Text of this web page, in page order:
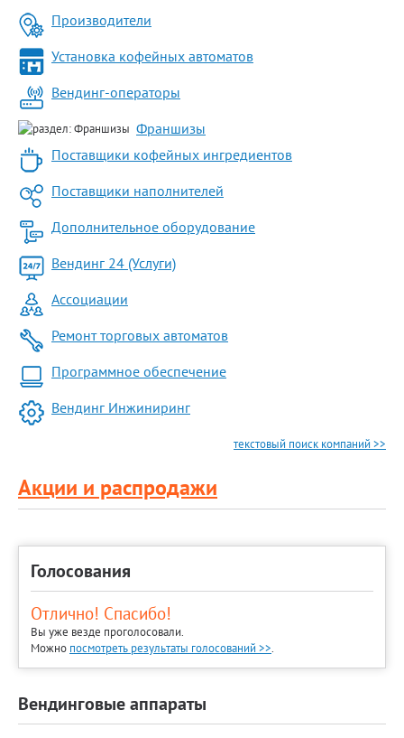
Производители
Установка кофейных автоматов
Вендинг-операторы
Франшизы
Поставщики кофейных ингредиентов
Поставщики наполнителей
Дополнительное оборудование
Вендинг 24 (Услуги)
Ассоциации
Ремонт торговых автоматов
Программное обеспечение
Вендинг Инжиниринг
текстовый поиск компаний >>
Акции и распродажи
Голосования
Отлично! Спасибо!
Вы уже везде проголосовали.
Можно посмотреть результаты голосований >>.
Вендинговые аппараты